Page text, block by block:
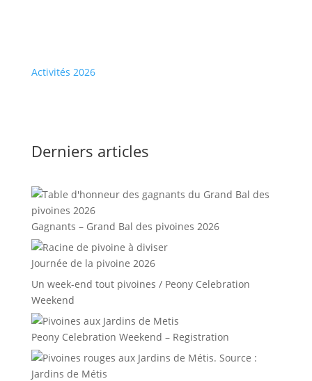
Activités 2026
Derniers articles
Gagnants – Grand Bal des pivoines 2026
Journée de la pivoine 2026
Un week-end tout pivoines / Peony Celebration
Weekend
Peony Celebration Weekend – Registration